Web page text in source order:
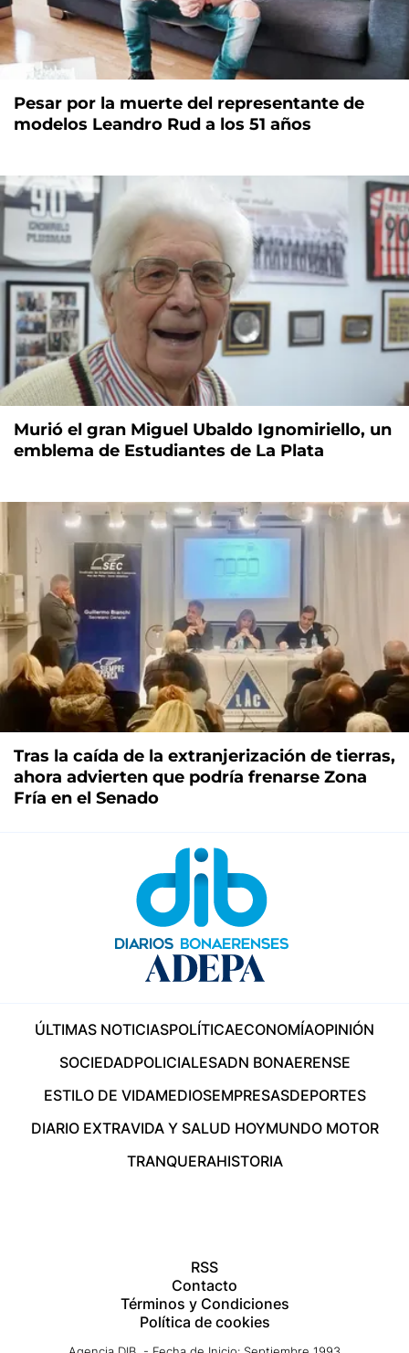
Pesar por la muerte del representante de
modelos Leandro Rud a los 51 años
Murió el gran Miguel Ubaldo Ignomiriello, un
emblema de Estudiantes de La Plata
Tras la caída de la extranjerización de tierras,
ahora advierten que podría frenarse Zona
Fría en el Senado
ÚLTIMAS NOTICIASPOLÍTICAECONOMÍAOPINIÓN
SOCIEDADPOLICIALESADN BONAERENSE
ESTILO DE VIDAMEDIOSEMPRESASDEPORTES
DIARIO EXTRAVIDA Y SALUD HOYMUNDO MOTOR
TRANQUERAHISTORIA
RSS
Contacto
Términos y Condiciones
Política de cookies